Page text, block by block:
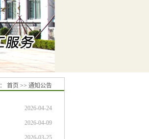
首页 >> 通知公告
2026-04-24
2026-04-09
2026-03-25